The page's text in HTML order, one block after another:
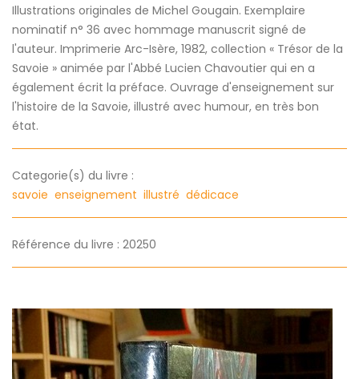
Illustrations originales de Michel Gougain. Exemplaire
nominatif n° 36 avec hommage manuscrit signé de
l'auteur. Imprimerie Arc-Isère, 1982, collection « Trésor de la
Savoie » animée par l'Abbé Lucien Chavoutier qui en a
également écrit la préface. Ouvrage d'enseignement sur
l'histoire de la Savoie, illustré avec humour, en très bon
état.
Categorie(s) du livre :
savoie enseignement illustré dédicace
Référence du livre : 20250